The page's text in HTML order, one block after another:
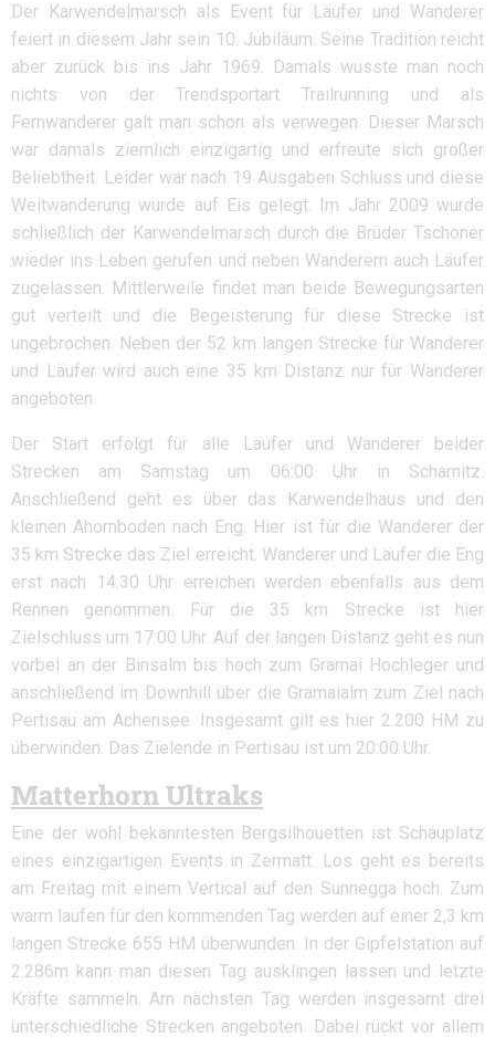
Der Karwendelmarsch als Event für Läufer und Wanderer
feiert in diesem Jahr sein 10. Jubiläum. Seine Tradition reicht
aber zurück bis ins Jahr 1969. Damals wusste man noch
nichts von der Trendsportart Trailrunning und als
Fernwanderer galt man schon als verwegen. Dieser Marsch
war damals ziemlich einzigartig und erfreute sich großer
Beliebtheit. Leider war nach 19 Ausgaben Schluss und diese
Weitwanderung wurde auf Eis gelegt. Im Jahr 2009 wurde
schließlich der Karwendelmarsch durch die Brüder Tschoner
wieder ins Leben gerufen und neben Wanderern auch Läufer
zugelassen. Mittlerweile findet man beide Bewegungsarten
gut verteilt und die Begeisterung für diese Strecke ist
ungebrochen. Neben der 52 km langen Strecke für Wanderer
und Läufer wird auch eine 35 km Distanz nur für Wanderer
angeboten.
Der Start erfolgt für alle Läufer und Wanderer beider
Strecken am Samstag um 06:00 Uhr in Scharnitz.
Anschließend geht es über das Karwendelhaus und den
kleinen Ahornboden nach Eng. Hier ist für die Wanderer der
35 km Strecke das Ziel erreicht. Wanderer und Läufer die Eng
erst nach 14:30 Uhr erreichen werden ebenfalls aus dem
Rennen genommen. Für die 35 km Strecke ist hier
Zielschluss um 17:00 Uhr. Auf der langen Distanz geht es nun
vorbei an der Binsalm bis hoch zum Gramai Hochleger und
anschließend im Downhill über die Gramaialm zum Ziel nach
Pertisau am Achensee. Insgesamt gilt es hier 2.200 HM zu
überwinden. Das Zielende in Pertisau ist um 20:00 Uhr.
Matterhorn Ultraks
Eine der wohl bekanntesten Bergsilhouetten ist Schauplatz
eines einzigartigen Events in Zermatt. Los geht es bereits
am Freitag mit einem Vertical auf den Sunnegga hoch. Zum
warm laufen für den kommenden Tag werden auf einer 2,3 km
langen Strecke 655 HM überwunden. In der Gipfelstation auf
2.286m kann man diesen Tag ausklingen lassen und letzte
Kräfte sammeln. Am nächsten Tag werden insgesamt drei
unterschiedliche Strecken angeboten. Dabei rückt vor allem